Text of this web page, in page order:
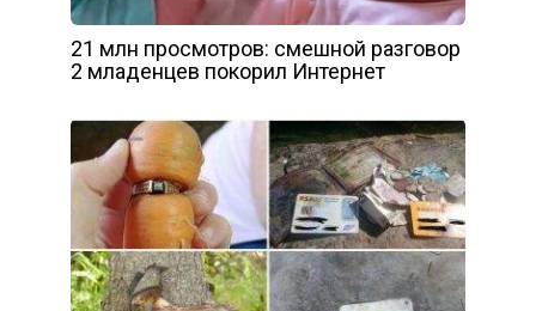
21 млн просмотров: смешной разговор
2 младенцев покорил Интернет